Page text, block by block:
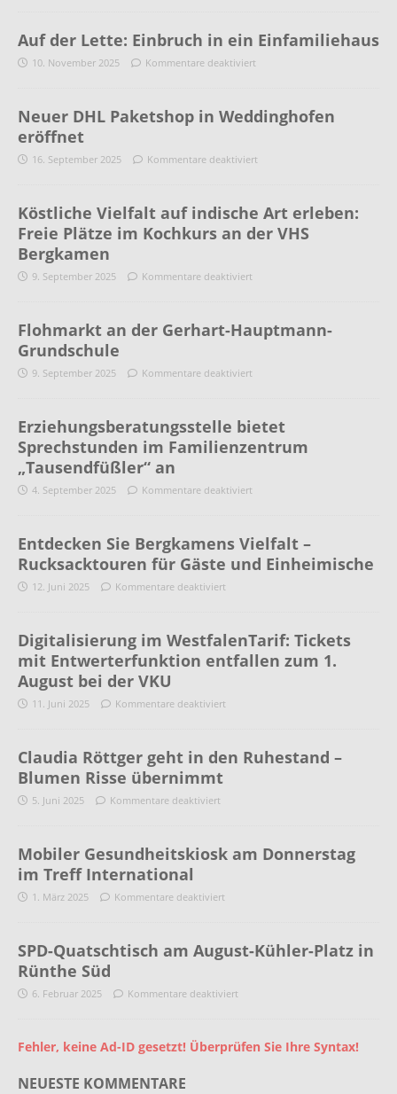
Auf der Lette: Einbruch in ein Einfamiliehaus
10. November 2025 Kommentare deaktiviert
Neuer DHL Paketshop in Weddinghofen
eröffnet
16. September 2025 Kommentare deaktiviert
Köstliche Vielfalt auf indische Art erleben:
Freie Plätze im Kochkurs an der VHS
Bergkamen
9. September 2025 Kommentare deaktiviert
Flohmarkt an der Gerhart-Hauptmann-
Grundschule
9. September 2025 Kommentare deaktiviert
Erziehungsberatungsstelle bietet
Sprechstunden im Familienzentrum
„Tausendfüßler“ an
4. September 2025 Kommentare deaktiviert
Entdecken Sie Bergkamens Vielfalt –
Rucksacktouren für Gäste und Einheimische
12. Juni 2025 Kommentare deaktiviert
Digitalisierung im WestfalenTarif: Tickets
mit Entwerterfunktion entfallen zum 1.
August bei der VKU
11. Juni 2025 Kommentare deaktiviert
Claudia Röttger geht in den Ruhestand –
Blumen Risse übernimmt
5. Juni 2025 Kommentare deaktiviert
Mobiler Gesundheitskiosk am Donnerstag
im Treff International
1. März 2025 Kommentare deaktiviert
SPD-Quatschtisch am August-Kühler-Platz in
Rünthe Süd
6. Februar 2025 Kommentare deaktiviert
Fehler, keine Ad-ID gesetzt! Überprüfen Sie Ihre Syntax!
NEUESTE KOMMENTARE